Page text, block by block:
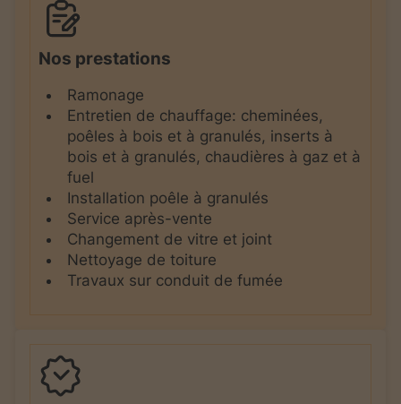
Nos prestations
Ramonage
Entretien de chauffage: cheminées,
poêles à bois et à granulés, inserts à
bois et à granulés, chaudières à gaz et à
fuel
Installation poêle à granulés
Service après-vente
Changement de vitre et joint
Nettoyage de toiture
Travaux sur conduit de fumée